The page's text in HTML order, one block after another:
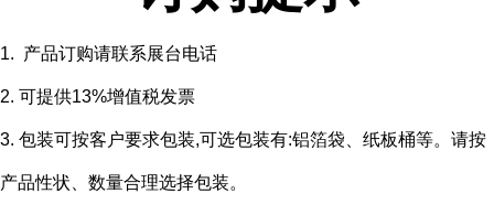
1. 产品订购请联系展台电话
2. 可提供13%增值税发票
3. 包装可按客户要求包装,可选包装有:铝箔袋、纸板桶等。请按
产品性状、数量合理选择包装。